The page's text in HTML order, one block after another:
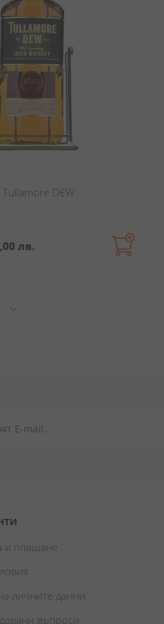
DEW
лв.
и плащане
личните данни
въпроси